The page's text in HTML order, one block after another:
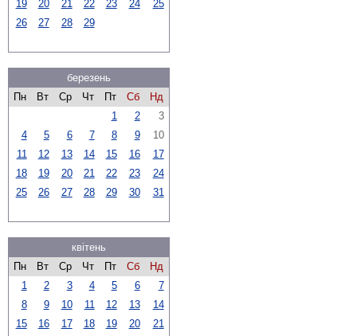
19 20 21 22 23 24
25
26
27 28 29
березень
Пн
Вт Ср Чт Пт Сб
Нд
1
2
3
4
5 6 7 8 9
10
11
12 13 14 15 16
17
18
19 20 21 22 23
24
25
26 27 28 29 30 31
квітень
Пн
Вт Ср Чт Пт Сб
Нд
1
2 3 4 5 6
7
8
9 10 11 12 13
14
15
16 17 18 19 20
21